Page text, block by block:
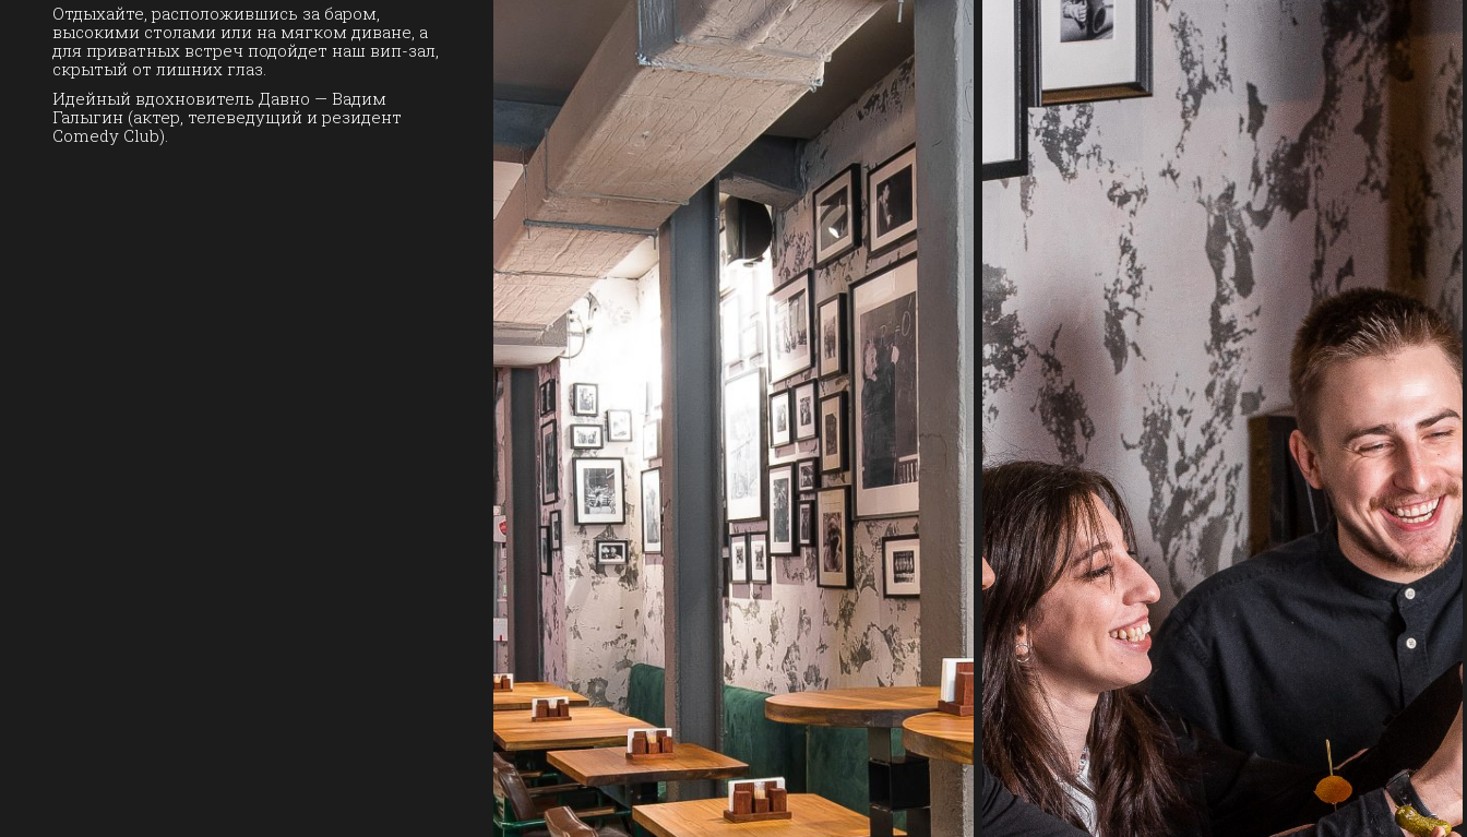
Отдыхайте, расположившись за баром,
высокими столами или на мягком диване, а
для приватных встреч подойдет наш вип-зал,
скрытый от лишних глаз.
Идейный вдохновитель Давно — Вадим
Галыгин (актер, телеведущий и резидент
Comedy Club).